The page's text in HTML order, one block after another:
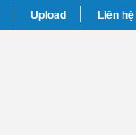
Upload Liên hệ